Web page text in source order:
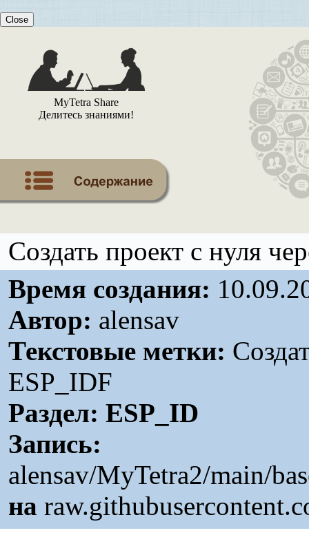
Close
MyTetra Share
Делитесь знаниями!
Создать проект с нуля
Время создания:
Автор: alensav
Текстовые метки:
ESP_IDF
Раздел: ESP_ID
Запись:
alensav/MyTetra2/main/
на